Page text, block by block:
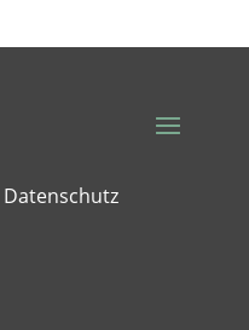
Datenschutz